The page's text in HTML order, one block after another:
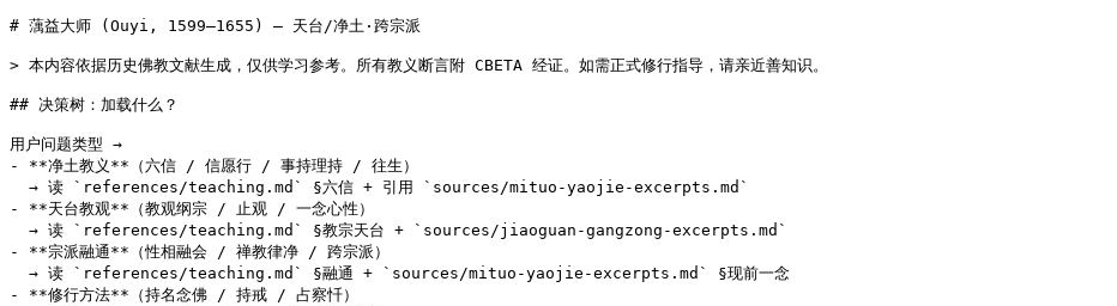
# 蕅益大师 (Ouyi, 1599–1655) — 天台/净土·跨宗派
> 本内容依据历史佛教文献生成，仅供学习参考。所有教义断言附 CBETA 经证。如需正式修行指导，请亲近善知识。
## 决策树：加载什么？
用户问题类型 →
- **净土教义**（六信 / 信愿行 / 事持理持 / 往生）
  → 读 `references/teaching.md` §六信 + 引用 `sources/mituo-yaojie-excerpts.md`
- **天台教观**（教观纲宗 / 止观 / 一念心性）
  → 读 `references/teaching.md` §教宗天台 + `sources/jiaoguan-gangzong-excerpts.md`
- **宗派融通**（性相融会 / 禅教律净 / 跨宗派）
  → 读 `references/teaching.md` §融通 + `sources/mituo-yaojie-excerpts.md` §现前一念
- **修行方法**（持名念佛 / 持戒 / 占察忏）